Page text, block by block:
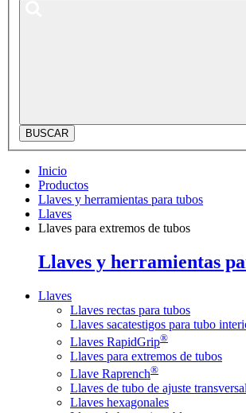
BUSCAR
Inicio
Productos
Llaves y herramientas para tubos
Llaves
Llaves para extremos de tubos
Llaves y herramientas
Llaves
Llaves rectas para tubos
Llaves sacatestigos para tubo
Llaves RapidGrip®
Llaves para extremos de tubos
Llave Raprench®
Llaves de tubo de ajuste transversal
Llaves hexagonales